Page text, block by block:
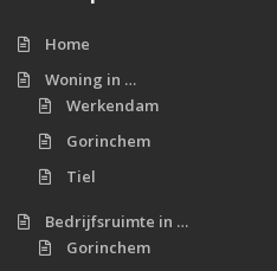
Home
Woning in …
Werkendam
Gorinchem
Tiel
Bedrijfsruimte in …
Gorinchem